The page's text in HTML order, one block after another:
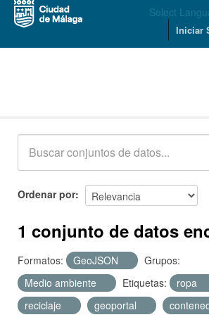
Select
Iniciar
Acerca de
Ordenar por
1 conjunto de datos
Formatos: GeoJSON
Grupos:
Medio ambiente
Etiquetas:
ropa
reciclaje
geoportal